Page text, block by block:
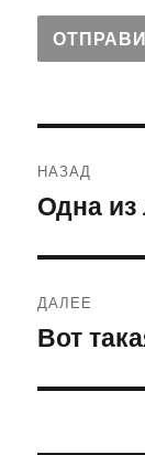
по
НАЗАД
Предыдущая
Одна
ДАЛЕЕ
Следующая
Вот